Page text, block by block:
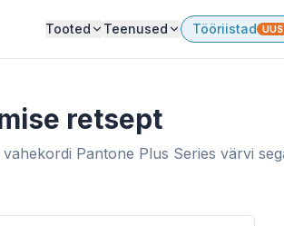
Tooted Teenused Tööriistad UUS
retsept
Pantone Plus Series värvi